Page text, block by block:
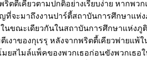
ตตี้เคียวตามปกติอย่างเรียบง่าย หากพว
จะมาถึงงานปาร์ตี้สถาบันการศึกษาแ
ขณะเดียวกันในสถาบันการศึกษาแห่งภู
งาของกุเรรุ หลังจากพริตตี้เคียวพ่ายแ
ยสไมล์แพ็คของพวกเธอก่อนขังพวกเธ